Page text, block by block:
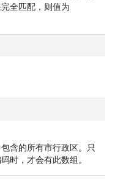
全匹配，则值为
含的所有市行政区。只
时，才会有此数组。